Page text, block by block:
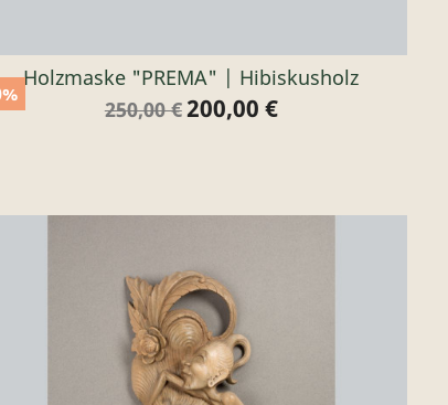
Holzmaske "PREMA" | Hibiskusholz
Verkaufspreis
250,00 € Preis
200,00 €